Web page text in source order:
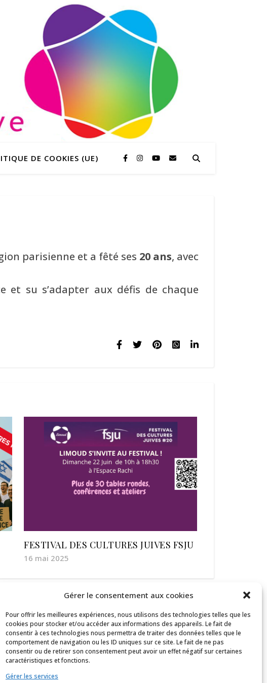
Gérer le consentement aux cookies
Pour offrir les meilleures expériences, nous utilisons des technologies telles que les
cookies pour stocker et/ou accéder aux informations des appareils. Le fait de
consentir à ces technologies nous permettra de traiter des données telles que le
comportement de navigation ou les ID uniques sur ce site. Le fait de ne pas
consentir ou de retirer son consentement peut avoir un effet négatif sur certaines
caractéristiques et fonctions.
Gérer les services
DE COOKIES (UE)
parisienne et a fêté ses 20 ans, avec
et su s’adapter aux défis de chaque
FESTIVAL DES CULTURES JUIVES FSJU
16 mai 2025